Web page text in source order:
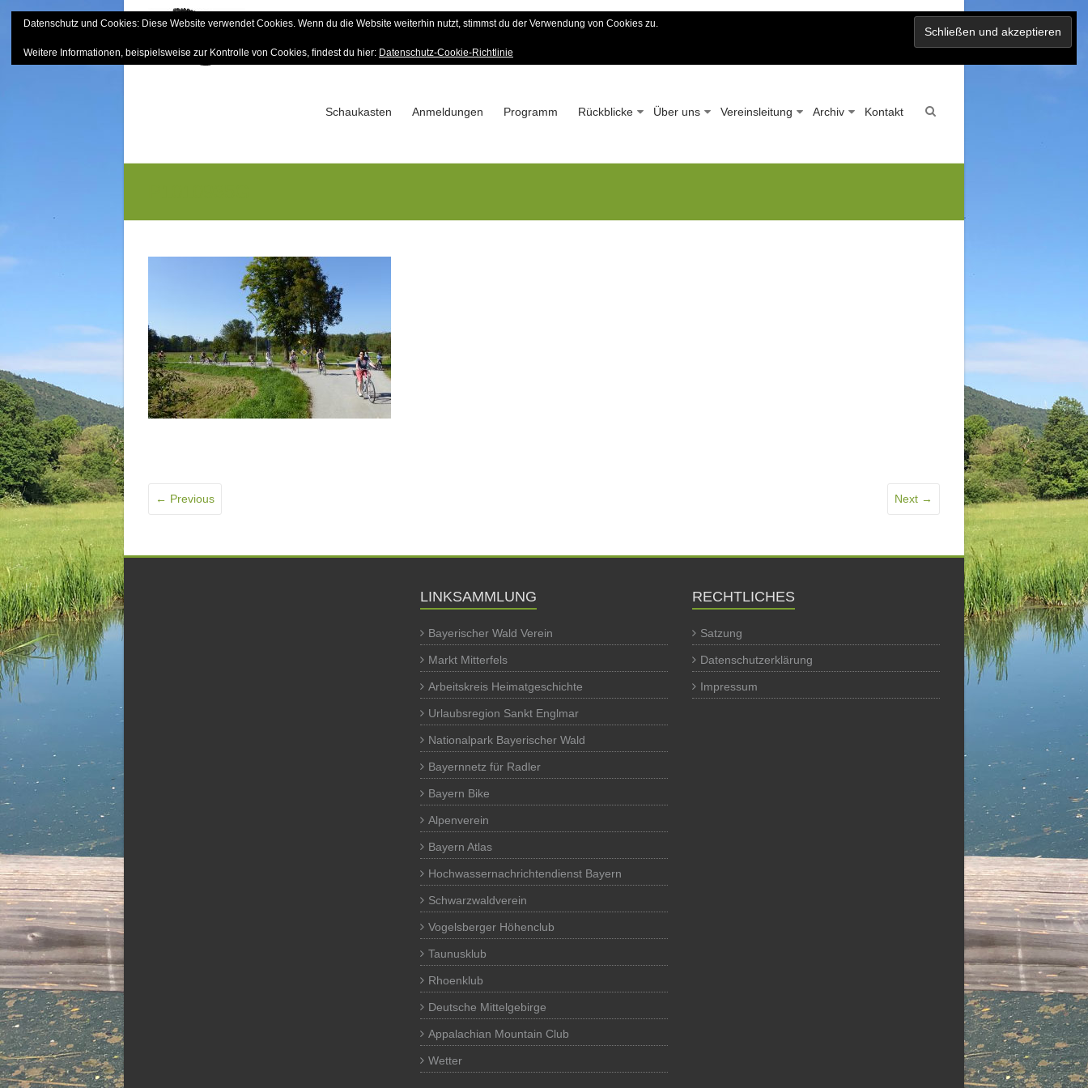
to
Bayerischer Wald-Verein
Sektion Mitterfels e.V. – Seit 1963
Schaukasten Anmeldungen Programm Rückblicke Über uns Vereinsleitung Archiv Kontakt
← Previous Next →
LINKSAMMLUNG
Bayerischer Wald Verein
Markt Mitterfels
Arbeitskreis Heimatgeschichte
Urlaubsregion Sankt Englmar
Nationalpark Bayerischer Wald
Bayernnetz für Radler
Bayern Bike
Alpenverein
Bayern Atlas
Hochwassernachrichtendienst Bayern
Schwarzwaldverein
Vogelsberger Höhenclub
Taunusklub
Rhoenklub
Deutsche Mittelgebirge
Appalachian Mountain Club
Wetter
RECHTLICHES
Satzung
Datenschutzerklärung
Impressum
Datenschutz und Cookies: Diese Website verwendet Cookies. Wenn du die Website weiterhin nutzt, stimmst du der Verwendung von Cookies zu.
Weitere Informationen, beispielsweise zur Kontrolle von Cookies, findest du hier: Datenschutz-Cookie-Richtlinie